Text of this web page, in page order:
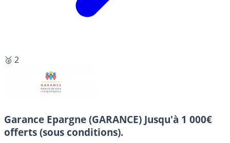
🥈 2
Garance Epargne (GARANCE) Jusqu'à 1 000€
offerts (sous conditions).